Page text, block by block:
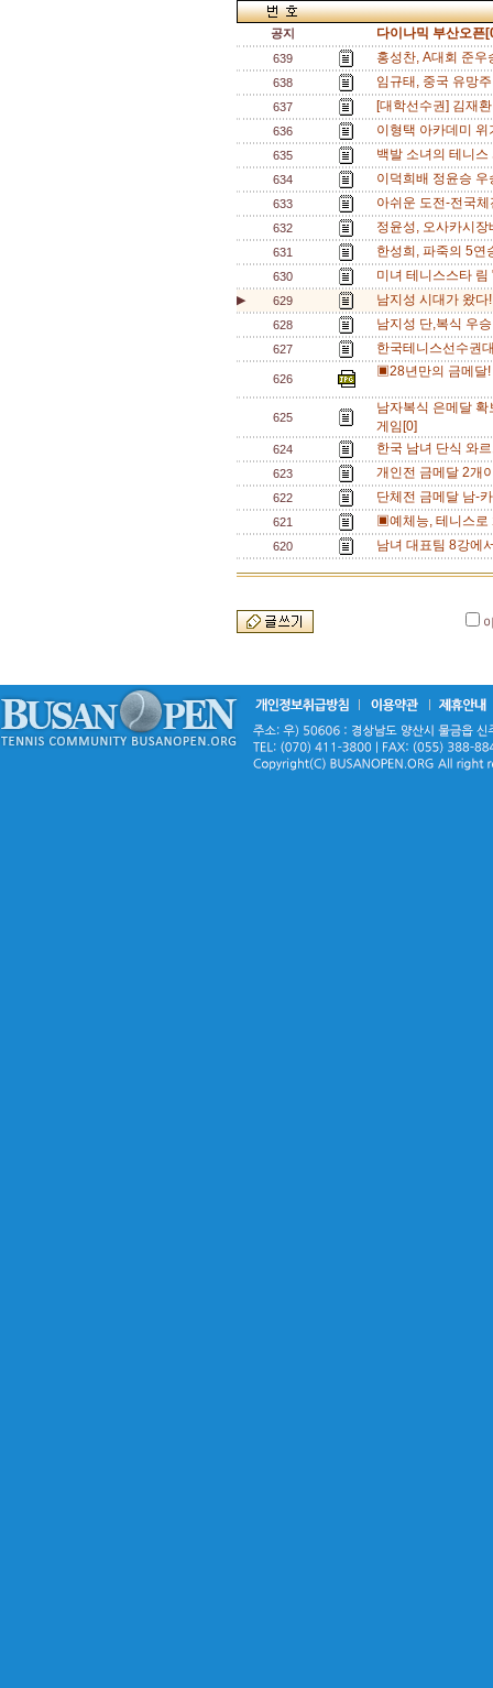
공지 다이나믹 부산오픈
639 홍성찬, A대회 준
638 임규태, 중국 유망
637 [대학선수권] 김재
636 이형택 아카데미
635 백발 소녀의 테니
634 이덕희배 정윤승
633 아쉬운 도전-전국
632 정윤성, 오사카시
631 한성희, 파죽의 5
630 미녀 테니스스타
▶ 629 남지성 시대가 왔
628 남지성 단,복식 우
627 한국테니스선수권
626 ▣28년만의 금메달!
625
남자복식 은메달
게임[0]
624 한국 남녀 단식 와
623 개인전 금메달 2개
622 단체전 금메달 남-
621 ▣예체능, 테니스로
620 남녀 대표팀 8강에